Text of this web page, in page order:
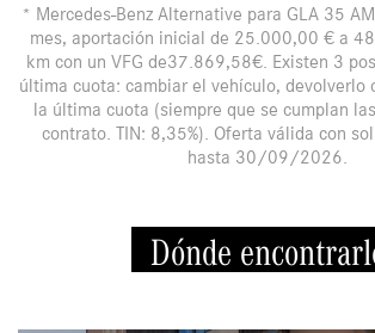
* Mercedes-Benz Alternative para GLA 35
mes, aportación inicial de 25.000,00 € a
km con un VFG de37.869,58€. Existen 3
última cuota: cambiar el vehículo, devolverlo
la última cuota (siempre que se cumplan
contrato. TIN: 8,35%). Oferta válida con
hasta 30/09/2026.
Dónde